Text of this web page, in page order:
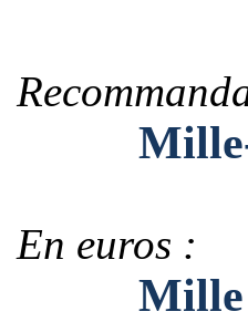
Mille-
En euros :
Mille six